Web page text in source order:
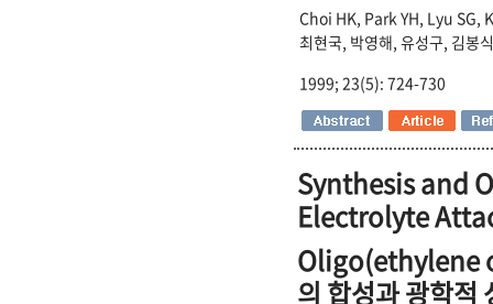
Choi HK, Park YH, Lyu SG,
최현국, 박영해, 유성구, 김봉
1999; 23(5): 724-730
Synthesis and
Electrolyte
Oligo(ethylene
의 합성과 광학적